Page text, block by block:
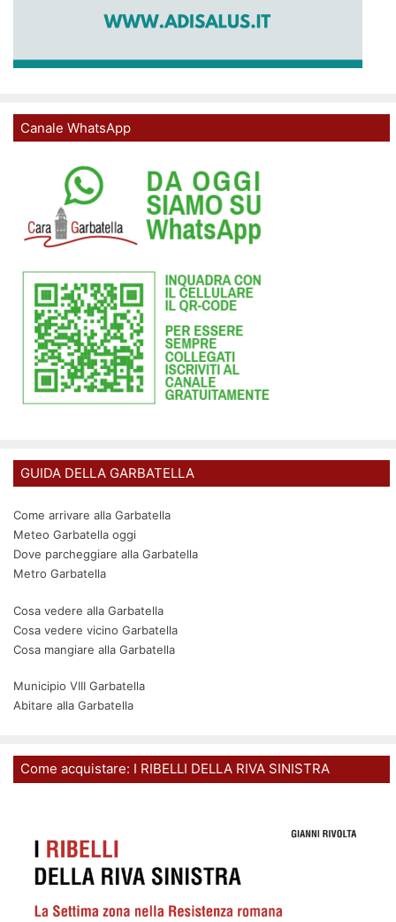
Canale WhatsApp
GUIDA DELLA GARBATELLA
Come arrivare alla Garbatella
Meteo Garbatella oggi
Dove parcheggiare alla Garbatella
Metro Garbatella
Cosa vedere alla Garbatella
Cosa vedere vicino Garbatella
Cosa mangiare alla Garbatella
Municipio VIII Garbatella
Abitare alla Garbatella
Come acquistare: I RIBELLI DELLA RIVA SINISTRA